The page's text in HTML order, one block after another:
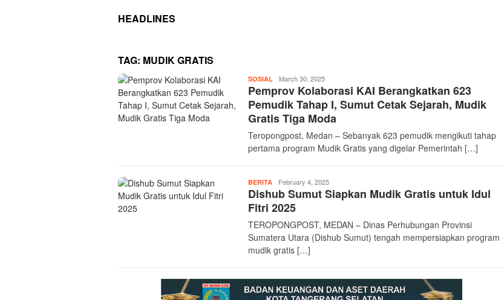
HEADLINES
TAG: MUDIK GRATIS
SOSIAL teropongpost
March 30, 2025
Pemprov Kolaborasi KAI Berangkatkan 623
Pemudik Tahap I, Sumut Cetak Sejarah, Mudik
Gratis Tiga Moda
Teropongpost, Medan – Sebanyak 623 pemudik mengikuti tahap
pertama program Mudik Gratis yang digelar Pemerintah […]
BERITA teropongpost
February 4, 2025
Dishub Sumut Siapkan Mudik Gratis untuk Idul
Fitri 2025
TEROPONGPOST, MEDAN – Dinas Perhubungan Provinsi
Sumatera Utara (Dishub Sumut) tengah mempersiapkan program
mudik gratis […]